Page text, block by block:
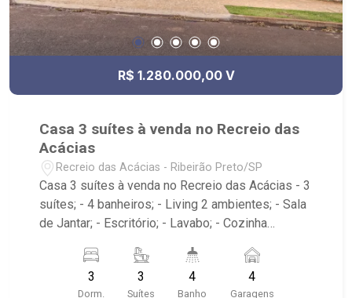
R$ 1.280.000,00 V
Casa 3 suítes à venda no Recreio das
Acácias
Recreio das Acácias - Ribeirão Preto/SP
Casa 3 suítes à venda no Recreio das Acácias - 3
suítes; - 4 banheiros; - Living 2 ambientes; - Sala
de Jantar; - Escritório; - Lavabo; - Cozinha
Serviço com armário; - Espaço Gourmet; - Jardim;
- Churrasqueira; - Piscina; - 4 vagas, sendo 2
3
Dorm.
3
Suítes
4
Banho
4
Garagens